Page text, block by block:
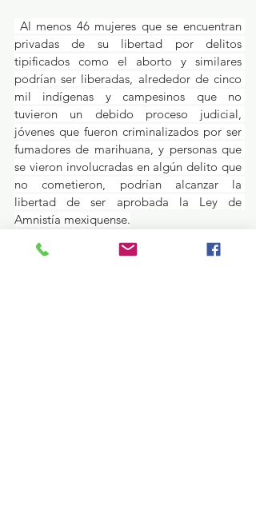
privadas de su libertad por delitos
tipificados como el aborto y similares
podrían ser liberadas, alrededor de cinco
mil indígenas y campesinos que no
tuvieron un debido proceso judicial,
jóvenes que fueron criminalizados por ser
fumadores de marihuana, y personas que
se vieron involucradas en algún delito que
no cometieron, podrían alcanzar la
libertad de ser aprobada la Ley de
Amnistía mexiquense.